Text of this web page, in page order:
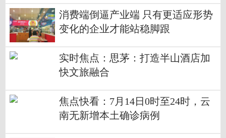
消费端倒逼产业端 只有更适应形势
变化的企业才能站稳脚跟
实时焦点：思茅：打造半山酒店加
快文旅融合
焦点快看：7月14日0时至24时，云
南无新增本土确诊病例